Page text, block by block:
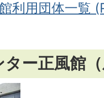
利用団体一覧
ー正風館